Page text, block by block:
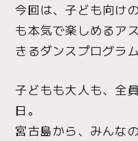
今回は、子ども向け
も本気で楽しめるア
きるダンスプログラ
子どもも大人も、全
日。
宮古島から、みんな